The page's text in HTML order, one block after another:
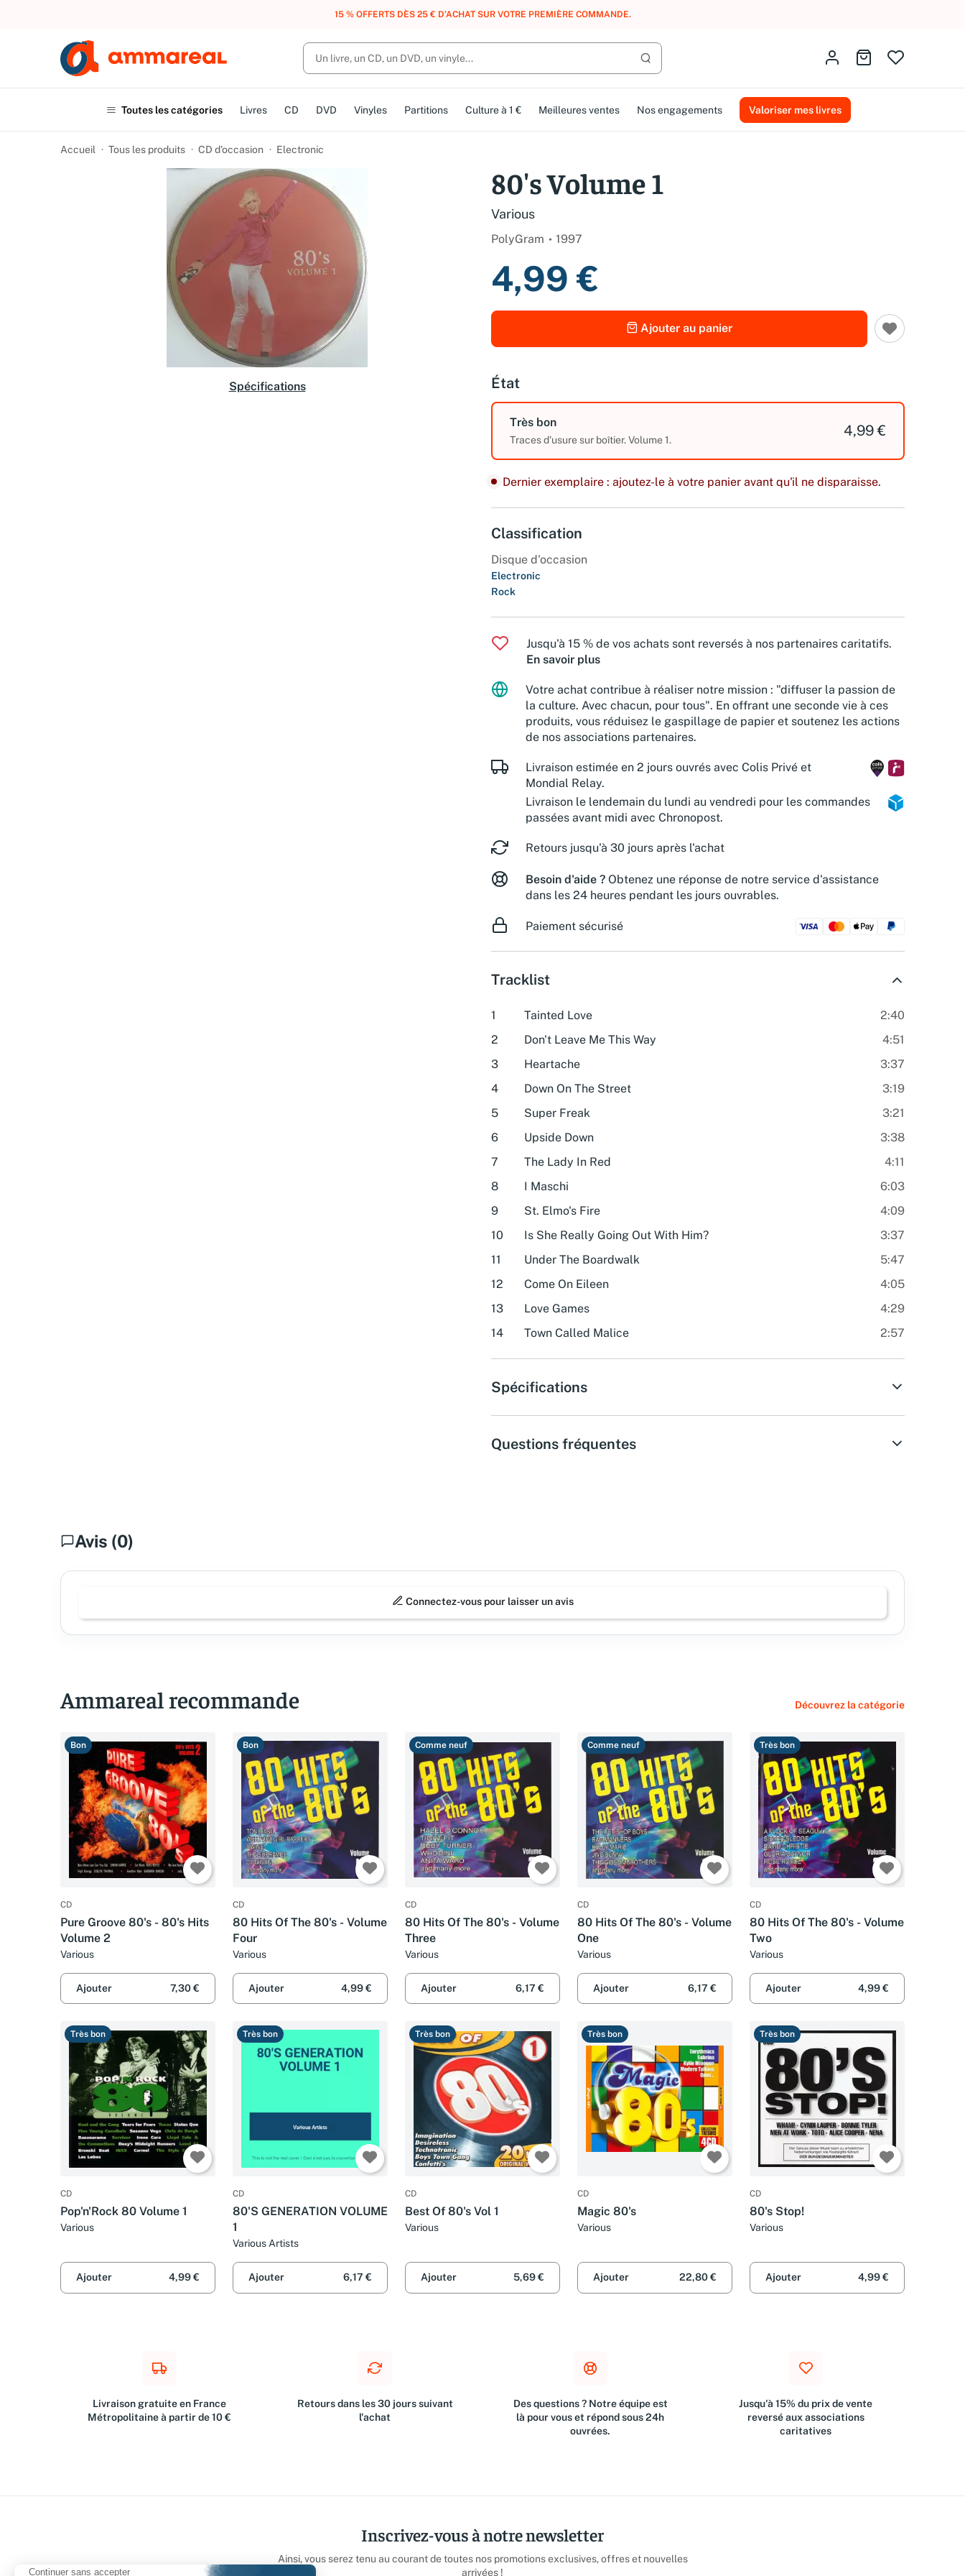
UN ACHAT, DES POINTS, DES RÉCOMPENSES :REJOIGNEZ GRATUITEMENT LE CLUB AMMAREAL.
Lancer la recherche
Identifiez-vousAller au panier
Toutes les catégories Livres CD DVD Vinyles Partitions Culture à 1 € Meilleures ventes Nos engagements Valoriser mes livres
Accueil Tous les produits CD d'occasion Electronic
Spécifications
80's Volume 1
Various
PolyGram 1997
4,99 €
Ajouter au panier
État
Très bon
Traces d'usure sur boîtier. Volume 1.
4,99 €
Dernier exemplaire : ajoutez-le à votre panier avant qu'il ne disparaisse.
Classification
Disque d'occasion
Electronic
Rock
Jusqu'à 15 % de vos achats sont reversés à nos partenaires caritatifs.
En savoir plus
Votre achat contribue à réaliser notre mission : "diffuser la passion de
la culture. Avec chacun, pour tous". En offrant une seconde vie à ces
produits, vous réduisez le gaspillage de papier et soutenez les actions
de nos associations partenaires.
Livraison estimée en 2 jours ouvrés avec Colis Privé et
Mondial Relay.
Livraison le lendemain du lundi au vendredi pour les commandes
passées avant midi avec Chronopost.
Retours jusqu'à 30 jours après l'achat
Besoin d'aide ? Obtenez une réponse de notre service d'assistance
dans les 24 heures pendant les jours ouvrables.
Paiement sécurisé
Tracklist
1 Tainted Love
2:40
2
Don't Leave Me This Way
4:51
3
Heartache
3:37
4
Down On The Street
3:19
5
Super Freak
3:21
6
Upside Down
3:38
7
The Lady In Red
4:11
8
I Maschi
6:03
9
St. Elmo's Fire
4:09
10
Is She Really Going Out With Him?
3:37
11
Under The Boardwalk
5:47
12
Come On Eileen
4:05
13
Love Games
4:29
14
Town Called Malice 2:57
Spécifications
Questions fréquentes
Avis (0)
Connectez-vous pour laisser un avis
Ammareal recommande Découvrez la catégorie
Bon
CD
Pure Groove 80's - 80's Hits
Volume 2
Various
Ajouter 7,30 €
Bon
CD
80 Hits Of The 80's - Volume
Four
Various
Ajouter 4,99 €
Comme neuf
CD
80 Hits Of The 80's - Volume
Three
Various
Ajouter 6,17 €
Comme neuf
CD
80 Hits Of The 80's - Volume
One
Various
Ajouter 6,17 €
Très bon
CD
80 Hits Of The 80's - Volume
Two
Various
Ajouter 4,99 €
Très bon
CD
Pop'n'Rock 80 Volume 1
Various
Ajouter 4,99 €
Très bon
CD
80'S GENERATION VOLUME
1
Various Artists
Ajouter 6,17 €
Très bon
CD
Best Of 80's Vol 1
Various
Ajouter 5,69 €
Très bon
CD
Magic 80's
Various
Ajouter 22,80 €
Très bon
CD
80's Stop!
Various
Ajouter 4,99 €
Livraison gratuite en France
Métropolitaine à partir de 10 €
Retours dans les 30 jours suivant
l'achat
Des questions ? Notre équipe est
là pour vous et répond sous 24h
ouvrées.
Jusqu'à 15% du prix de vente
reversé aux associations
caritatives
Inscrivez-vous à notre newsletter
Ainsi, vous serez tenu au courant de toutes nos promotions exclusives, offres et nouvelles
arrivées !